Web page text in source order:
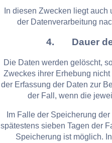
In diesen Zwecken liegt
der Datenverarbeitung
4. Dauer
Die Daten werden gelöscht,
Zweckes ihrer Erhebung
der Erfassung der Daten zur
der Fall, wenn die
Im Falle der Speicherung
spätestens sieben Tagen der
Speicherung ist möglich.